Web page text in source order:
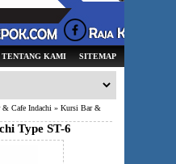
TENTANG KAMI SITEMAP
Cafe Indachi » Kursi Bar &
Type ST-6